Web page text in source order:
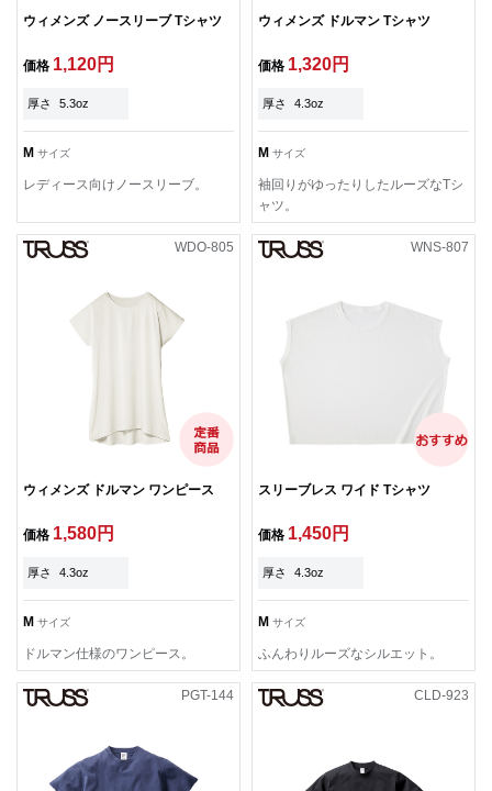
ウィメンズ ノースリーブ Tシャツ
価格 1,120円
厚さ 5.3oz
M サイズ
レディース向けノースリーブ。
ウィメンズ ドルマン Tシャツ
価格 1,320円
厚さ 4.3oz
M サイズ
袖回りがゆったりしたルーズなTシ
ャツ。
WDO-805
ウィメンズ ドルマン ワンピース
価格 1,580円
厚さ 4.3oz
M サイズ
ドルマン仕様のワンピース。
WNS-807
スリーブレス ワイド Tシャツ
価格 1,450円
厚さ 4.3oz
M サイズ
ふんわりルーズなシルエット。
PGT-144 CLD-923